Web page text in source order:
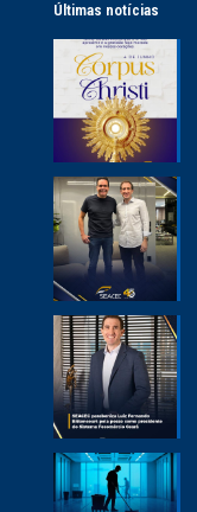
Últimas notícias